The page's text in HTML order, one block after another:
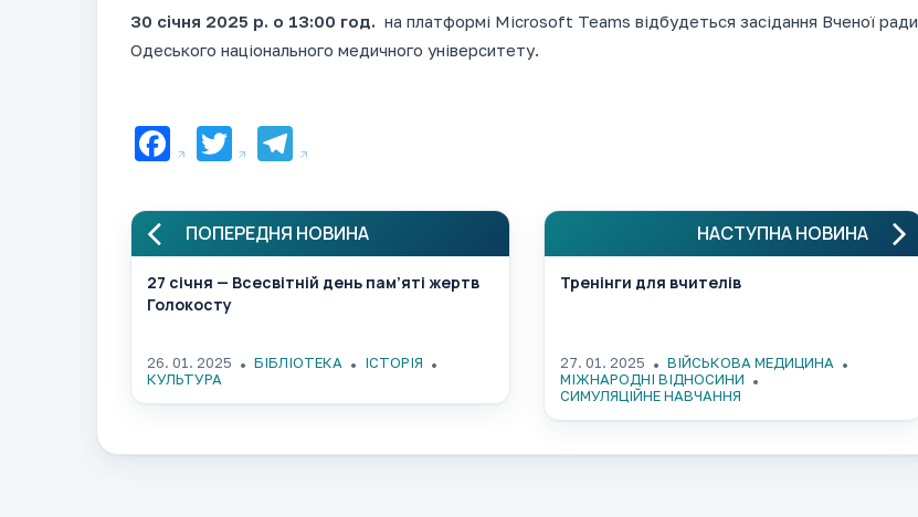
30 січня 2025 р. о 13:00 год. на платформі Microsoft Teams відбудеться засідання Вченої ради
Одеського національного медичного університету.
Facebook
TwitterTelegram
ПОПЕРЕДНЯ НОВИНА
27 січня — Всесвітній день пам’яті жертв
Голокосту
26. 01. 2025 БІБЛІОТЕКА
ІСТОРІЯ
КУЛЬТУРА
НАСТУПНА НОВИНА
Тренінги для вчителів
27. 01. 2025
ВІЙСЬКОВА МЕДИЦИНА
МІЖНАРОДНІ ВІДНОСИНИ
СИМУЛЯЦІЙНЕ НАВЧАННЯ